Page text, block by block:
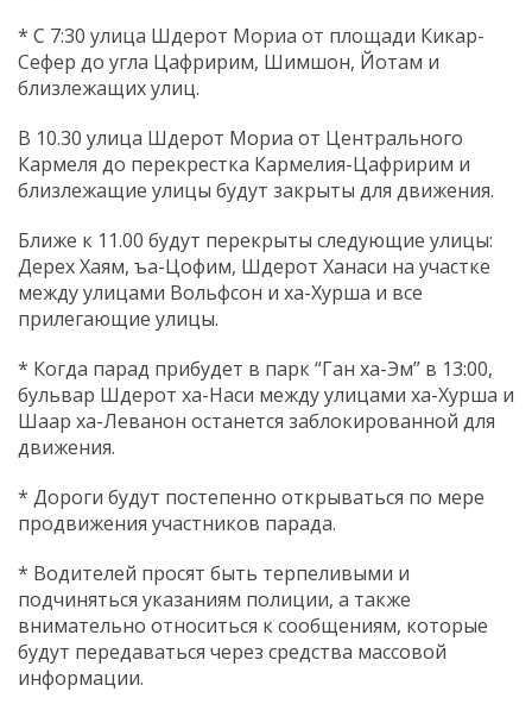
* С 7:30 улица Шдерот Мориа от площади Кикар-
Сефер до угла Цафририм, Шимшон, Йотам и
близлежащих улиц.
В 10.30 улица Шдерот Мориа от Центрального
Кармеля до перекрестка Кармелия-Цафририм и
близлежащие улицы будут закрыты для движения.
Ближе к 11.00 будут перекрыты следующие улицы:
Дерех Хаям, ъа-Цофим, Шдерот Ханаси на участке
между улицами Вольфсон и ха-Хурша и все
прилегающие улицы.
* Когда парад прибудет в парк “Ган ха-Эм” в 13:00,
бульвар Шдерот ха-Наси между улицами ха-Хурша и
Шаар ха-Леванон останется заблокированной для
движения.
* Дороги будут постепенно открываться по мере
продвижения участников парада.
* Водителей просят быть терпеливыми и
подчиняться указаниям полиции, а также
внимательно относиться к сообщениям, которые
будут передаваться через средства массовой
информации.